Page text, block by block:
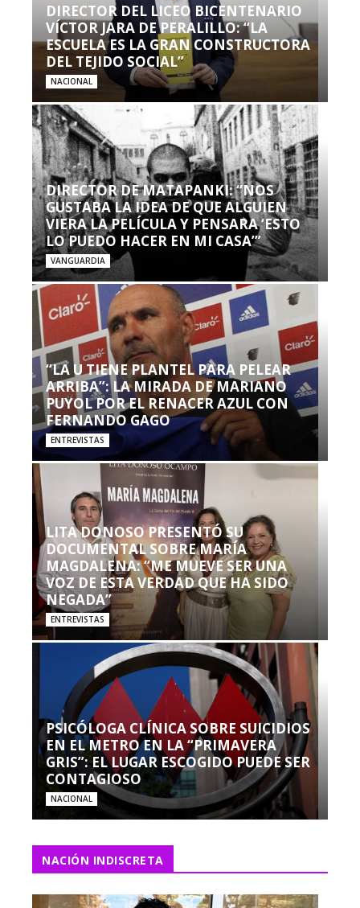
DIRECTOR DEL LICEO BICENTENARIO
VÍCTOR JARA DE PERALILLO: “LA
ESCUELA ES LA GRAN CONSTRUCTORA
DEL TEJIDO SOCIAL”
NACIONAL
DIRECTOR DE MATAPANKI: “NOS
GUSTABA LA IDEA DE QUE ALGUIEN
VIERA LA PELÍCULA Y PENSARA ‘ESTO
LO PUEDO HACER EN MI CASA’”
VANGUARDIA
“LA U TIENE PLANTEL PARA PELEAR
ARRIBA”: LA MIRADA DE MARIANO
PUYOL POR EL RENACER AZUL CON
FERNANDO GAGO
ENTREVISTAS
LITA DONOSO PRESENTÓ SU
DOCUMENTAL SOBRE MARÍA
MAGDALENA: “ME MUEVE SER UNA
VOZ DE ESTA VERDAD QUE HA SIDO
NEGADA”
ENTREVISTAS
PSICÓLOGA CLÍNICA SOBRE SUICIDIOS
EN EL METRO EN LA “PRIMAVERA
GRIS”: EL LUGAR ESCOGIDO PUEDE SER
CONTAGIOSO
NACIONAL
NACIÓN INDISCRETA